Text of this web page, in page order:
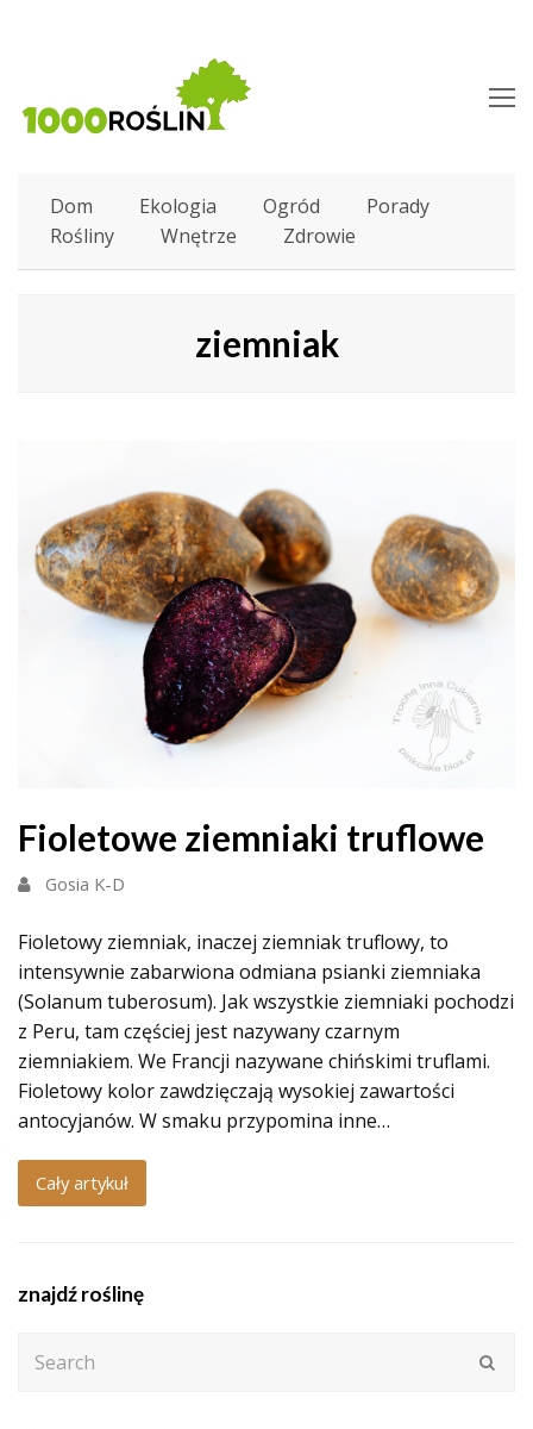
Dom Ekologia Ogród
Porady
Rośliny
Wnętrze Zdrowie
ziemniak
Fioletowe ziemniaki truflowe
Gosia K-D
Fioletowy ziemniak, inaczej ziemniak truflowy, to
intensywnie zabarwiona odmiana psianki ziemniaka
(Solanum tuberosum). Jak wszystkie ziemniaki pochodzi
z Peru, tam częściej jest nazywany czarnym
ziemniakiem. We Francji nazywane chińskimi truflami.
Fioletowy kolor zawdzięczają wysokiej zawartości
antocyjanów. W smaku przypomina inne…
Cały artykuł
znajdź roślinę